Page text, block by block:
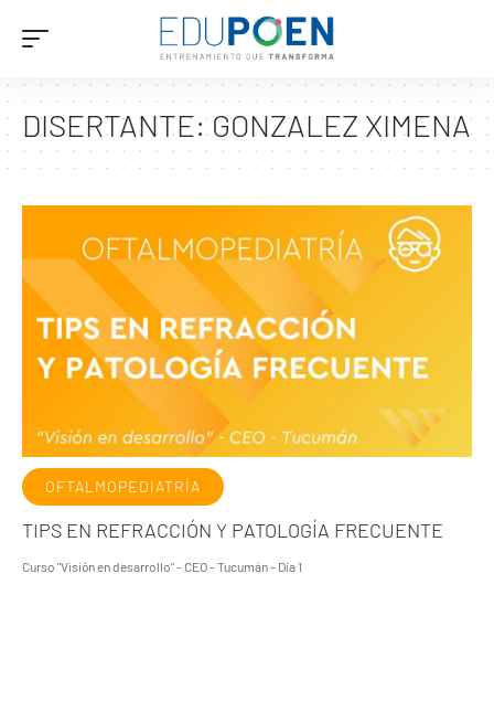
DISERTANTE:GONZALEZ XIMENA
OFTALMOPEDIATRÍA
TIPS EN REFRACCIÓN Y PATOLOGÍA FRECUENTE
Curso "Visión en desarrollo" - CEO - Tucumán - Día 1